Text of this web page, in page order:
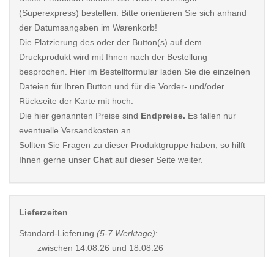
(Superexpress) bestellen. Bitte orientieren Sie sich anhand
der Datumsangaben im Warenkorb!
Die Platzierung des oder der Button(s) auf dem
Druckprodukt wird mit Ihnen nach der Bestellung
besprochen. Hier im Bestellformular laden Sie die einzelnen
Dateien für Ihren Button und für die Vorder- und/oder
Rückseite der Karte mit hoch.
Die hier genannten Preise sind Endpreise. Es fallen nur
eventuelle Versandkosten an.
Sollten Sie Fragen zu dieser Produktgruppe haben, so hilft
Ihnen gerne unser Chat auf dieser Seite weiter.
Lieferzeiten
Standard-Lieferung (5-7 Werktage):
zwischen 14.08.26 und 18.08.26